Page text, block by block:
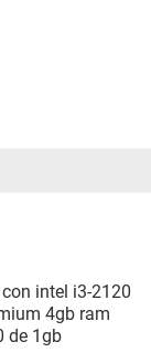
intel i3-2120
4gb ram
de 1gb